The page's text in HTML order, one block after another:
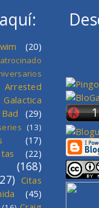
(20)
Arrested
(29)
(13)
(17)
(22)
(168)
Citas
(45)